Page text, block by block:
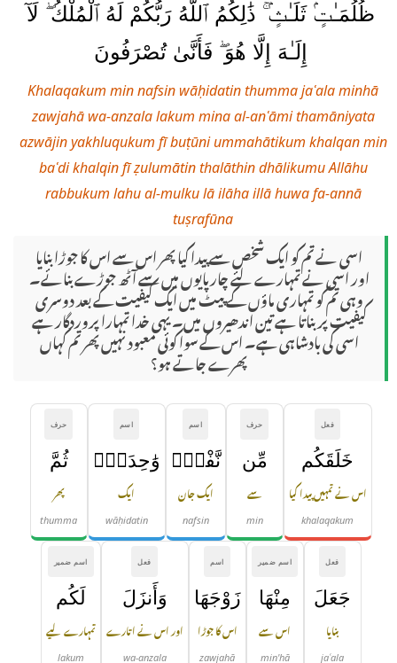
ظُلُمَـٰتٍۢ ثَلَـٰثٍۢ ۚ ذَٰلِكُمُ ٱللَّهُ رَبُّكُمْ لَهُ ٱلْمُلْكُ ۖ لَآ
إِلَـٰهَ إِلَّا هُوَ ۖ فَأَنَّىٰ تُصْرَفُونَ
Khalaqakum min nafsin wāḥidatin thumma jaʿala minhā
zawjahā wa-anzala lakum mina al-anʿāmi thamāniyata
azwājin yakhluqukum fī buṭūni ummahātikum khalqan min
baʿdi khalqin fī ẓulumātin thalāthin dhālikumu Allāhu
rabbukum lahu al-mulku lā ilāha illā huwa fa-annā
tuṣrafūna
اسی نے تم کو ایک شخص سے پیدا کیا پھر اس سے اس کا جوڑا بنایا
اور اسی نے تمہارے لئے چارپایوں میں سے آٹھ جوڑے بنائے۔
وہی تم کو تمہاری ماؤں کے پیٹ میں ایک کیفیت کے بعد دوسری
کیفیت پر بناتا ہے تین اندھیروں میں۔ یہی خدا تمہارا پروردگار ہے
اسی کی بادشاہی ہے۔ اس کے سوا کوئی معبود نہیں پھر تم کہاں
پھرے جاتے ہو؟
فعل
خَلَقَكُم
اس نے تمہیں پیدا کیا
khalaqakum
حرف
مِّن
سے
min
اسم
نَّفْسٍۢ
ایک جان
nafsin
اسم
وَٰحِدَةٍۢ
ایک
wāḥidatin
حرف
ثُمَّ
پھر
thumma
فعل
جَعَلَ
بنایا
jaʿala
اسم ضمیر
مِنْهَا
اس سے
min'hā
اسم
زَوْجَهَا
اس کا جوڑا
zawjahā
فعل
وَأَنزَلَ
اور اس نے اتارے
wa-anzala
اسم ضمیر
لَكُم
تمہارے لیے
lakum